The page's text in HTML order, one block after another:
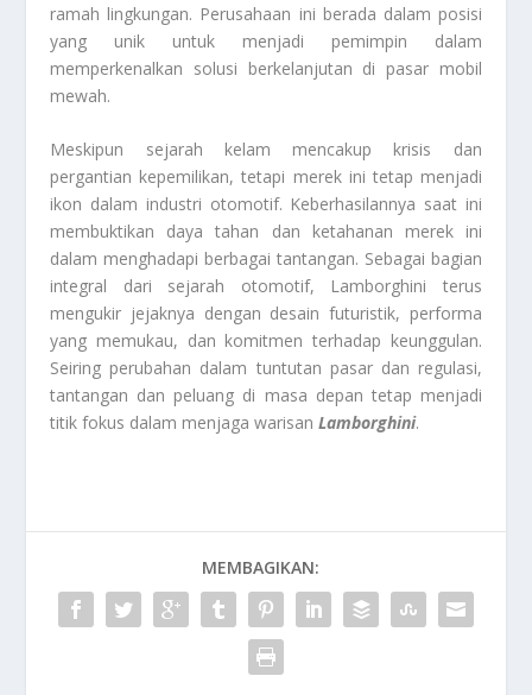
ramah lingkungan. Perusahaan ini berada dalam posisi
yang unik untuk menjadi pemimpin dalam
memperkenalkan solusi berkelanjutan di pasar mobil
mewah.
Meskipun sejarah kelam mencakup krisis dan
pergantian kepemilikan, tetapi merek ini tetap menjadi
ikon dalam industri otomotif. Keberhasilannya saat ini
membuktikan daya tahan dan ketahanan merek ini
dalam menghadapi berbagai tantangan. Sebagai bagian
integral dari sejarah otomotif, Lamborghini terus
mengukir jejaknya dengan desain futuristik, performa
yang memukau, dan komitmen terhadap keunggulan.
Seiring perubahan dalam tuntutan pasar dan regulasi,
tantangan dan peluang di masa depan tetap menjadi
titik fokus dalam menjaga warisanLamborghini.
MEMBAGIKAN: